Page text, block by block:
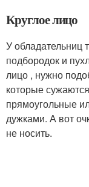
Круглое лицо
У
подбородок и
лицо , нужно
которые
прямоугольные
дужками. А вот
не носить.